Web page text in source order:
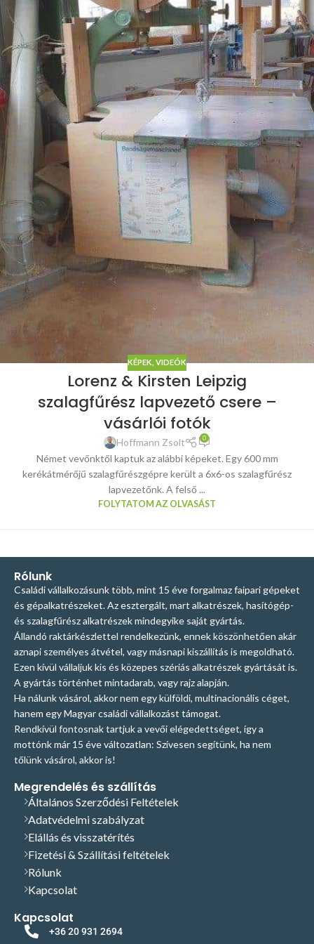
KÉPEK, VIDEÓK
Lorenz & Kirsten Leipzig
szalagfűrész lapvezető csere –
vásárlói fotók
Hoffmann Zsolt 0
Német vevőnktől kaptuk az alábbi képeket. Egy 600 mm
kerékátmérőjű szalagfűrészgépre került a 6x6-os szalagfűrész
lapvezetőnk. A felső ...
FOLYTATOM AZ OLVASÁST
Rólunk
Családi vállalkozásunk több, mint 15 éve forgalmaz faipari gépeket
és gépalkatrészeket. Az esztergált, mart alkatrészek, hasítógép-
és szalagfűrész alkatrészek mindegyike saját gyártás.
Állandó raktárkészlettel rendelkezünk, ennek köszönhetően akár
aznapi személyes átvétel, vagy másnapi kiszállítás is megoldható.
Ezen kívül vállaljuk kis és közepes szériás alkatrészek gyártását is.
A gyártás történhet mintadarab, vagy rajz alapján.
Ha nálunk vásárol, akkor nem egy külföldi, multinacionális céget,
hanem egy Magyar családi vállalkozást támogat.
Rendkívül fontosnak tartjuk a vevői elégedettséget, így a
mottónk már 15 éve változatlan: Szívesen segítünk, ha nem
tőlünk vásárol, akkor is!
Megrendelés és szállítás
Általános Szerződési Feltételek
Adatvédelmi szabályzat
Elállás és visszatérítés
Fizetési & Szállítási feltételek
Rólunk
Kapcsolat
Kapcsolat
+36 20 931 2694